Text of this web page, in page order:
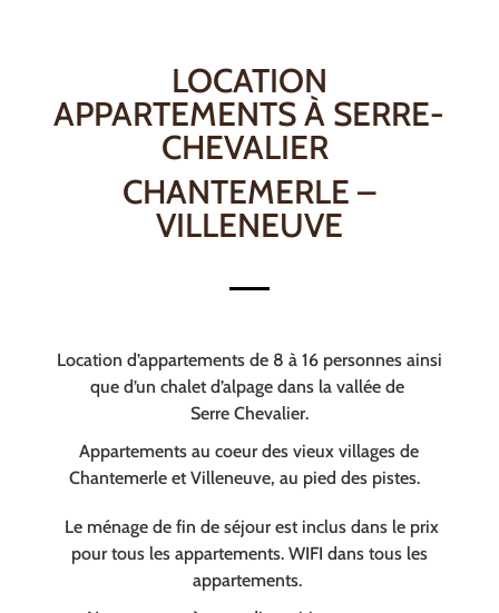
LOCATION
APPARTEMENTS À SERRE-
CHEVALIER
CHANTEMERLE –
VILLENEUVE
Location d’appartements de 8 à 16 personnes ainsi
que d’un chalet d’alpage dans la vallée de
Serre Chevalier.
Appartements au coeur des vieux villages de
Chantemerle et Villeneuve, au pied des pistes.
Le ménage de fin de séjour est inclus dans le prix
pour tous les appartements. WIFI dans tous les
appartements.